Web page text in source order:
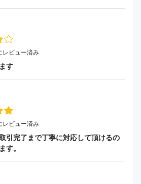
ビュー済み
す
ビュー済み
引完了まで丁寧に対応して頂けるの
す。